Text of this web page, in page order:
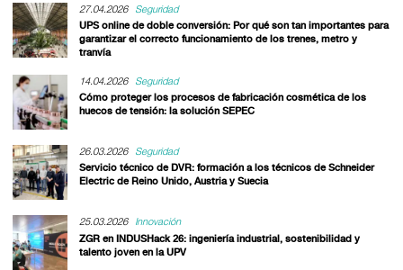
27.04.2026
Seguridad
UPS online de doble conversión: Por qué son tan importantes para
garantizar el correcto funcionamiento de los trenes, metro y
tranvía
14.04.2026
Seguridad
Cómo proteger los procesos de fabricación cosmética de los
huecos de tensión: la solución SEPEC
26.03.2026
Seguridad
Servicio técnico de DVR: formación a los técnicos de Schneider
Electric de Reino Unido, Austria y Suecia
25.03.2026
Innovación
ZGR en INDUSHack 26: ingeniería industrial, sostenibilidad y
talento joven en la UPV